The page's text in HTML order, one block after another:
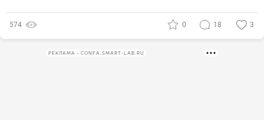
574 0 18 3
РЕКЛАМА • CONFA.SMART-LAB.RU